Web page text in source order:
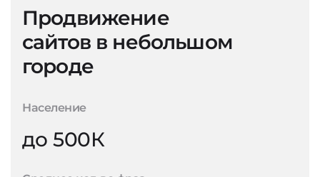
Продвижение
сайтов в небольшом
городе
Население
до 500К